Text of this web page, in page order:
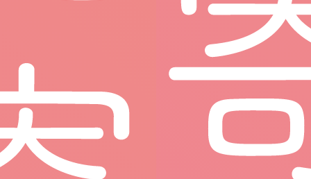
急性期病院や回復期病院、高齢者宅などへの訪問
介護施設や障害者施設、乳児院などの児童
多様な背景をもつ患者さん一人ひとりの“命”と“暮
らし”にかかわるさまざまな場所が、なでしこナー
スの「活躍の舞台」です。
どんな場所でも、患者さんや地域の方々からの“あ
なたがいてくれて良かった”の言葉を誇りに。